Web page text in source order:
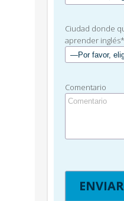
Ciudad donde
aprender
Comentario